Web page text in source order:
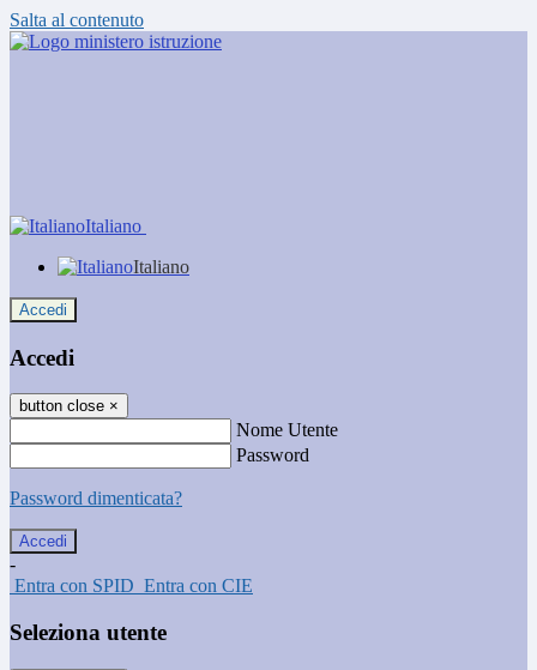
Salta al contenuto
Italiano
Italiano
Accedi
Accedi
button close ×
Nome Utente
Password
Password dimenticata?
-
Entra con SPID Entra con CIE
Seleziona utente